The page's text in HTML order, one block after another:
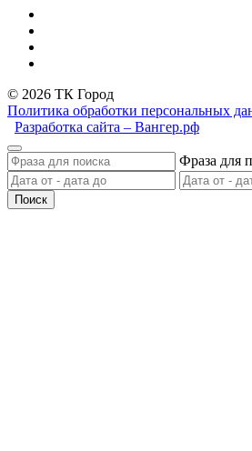
© 2026 ТК Город
Политика обработки персональных
Разработка сайта – Вангер.рф
Фраза для
Поиск